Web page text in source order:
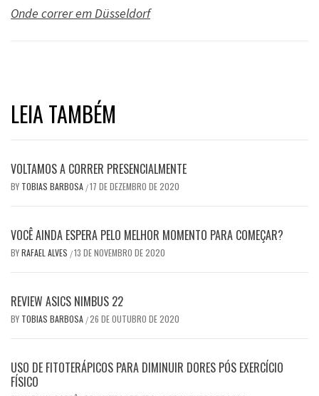
Onde correr em Düsseldorf
LEIA TAMBÉM
VOLTAMOS A CORRER PRESENCIALMENTE
BY TOBIAS BARBOSA /17 DE DEZEMBRO DE 2020
VOCÊ AINDA ESPERA PELO MELHOR MOMENTO PARA COMEÇAR?
BYRAFAEL ALVES /13 DE NOVEMBRO DE 2020
REVIEW ASICS NIMBUS 22
BY TOBIAS BARBOSA /26 DE OUTUBRO DE 2020
USO DE FITOTERÁPICOS PARA DIMINUIR DORES PÓS EXERCÍCIO
FÍSICO